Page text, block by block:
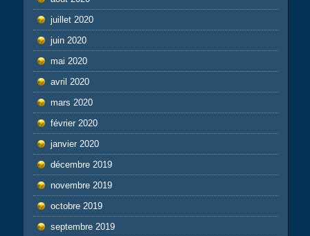
juillet 2020
juin 2020
mai 2020
avril 2020
mars 2020
février 2020
janvier 2020
décembre 2019
novembre 2019
octobre 2019
septembre 2019